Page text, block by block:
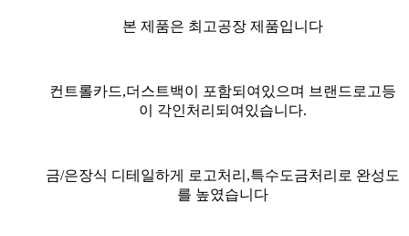
본 제품은 최고공장 제품입니다
컨트롤카드,더스트백이 포함되여있으며 브랜드로고등
이 각인처리되여있습니다.
금/은장식 디테일하게 로고처리,특수도금처리로 완성도
를 높였습니다